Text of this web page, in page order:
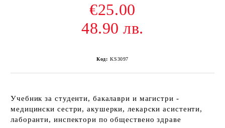
€25.00
48.90 лв.
Код: KS3097
Учебник за студенти, бакалаври и магистри -
медицински сестри, акушерки, лекарски асистенти,
лаборанти, инспектори по обществено здраве